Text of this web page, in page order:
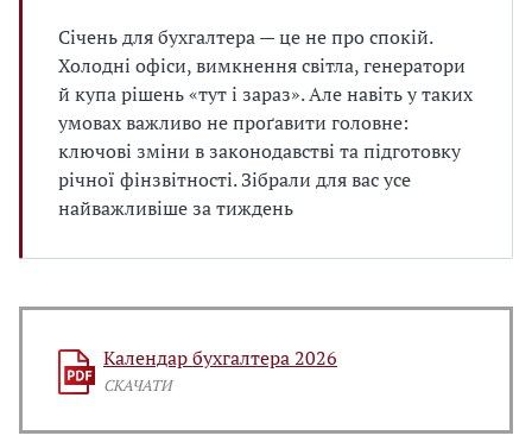
Січень для бухгалтера — це не про спокій.
Холодні офіси, вимкнення світла, генератори
й купа рішень «тут і зараз». Але навіть у таких
умовах важливо не проґавити головне:
ключові зміни в законодавстві та підготовку
річної фінзвітності. Зібрали для вас усе
найважливіше за тиждень
Календар бухгалтера 2026
СКАЧАТИ